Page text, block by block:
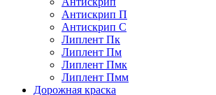
Антискрип П
Антискрип С
Липлент Пк
Липлент Пм
Липлент Пмк
Липлент Пмм
Дорожная краска